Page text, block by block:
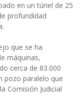
en un túnel de 25
profundidad
que se ha
máquinas,
cerca de 83.000
pozo paralelo que
Comisión Judicial